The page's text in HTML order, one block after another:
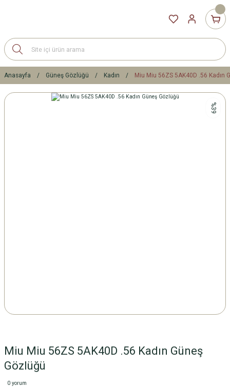
Anasayfa Güneş Gözlüğü Kadın Miu Miu 56ZS 5AK40D .56 Kadın
%39
Miu Miu 56ZS 5AK40D .56 Kadın Güneş
Gözlüğü
0 yorum